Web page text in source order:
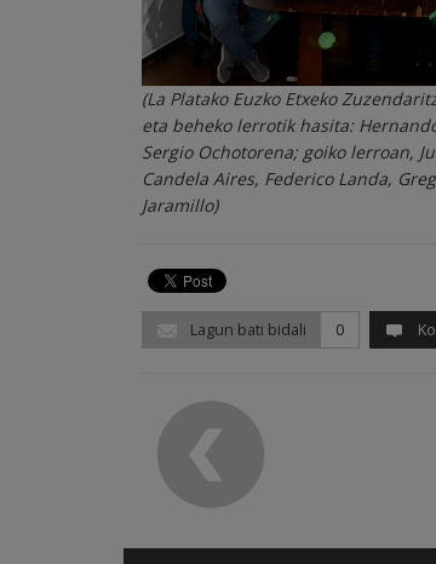
(La Platako Euzko Etxeko
eta beheko lerrotik hasita:
Sergio Ochotorena; goiko lerroan,
Candela Aires, Federico Landa,
Jaramillo)
Lagun bati bidali 0